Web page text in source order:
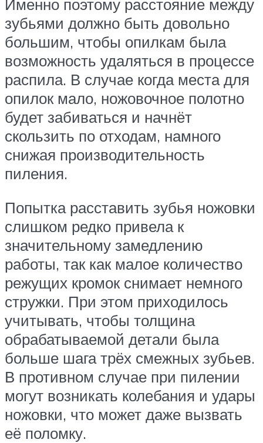
Именно поэтому расстояние между
зубьями должно быть довольно
большим, чтобы опилкам была
возможность удаляться в процессе
распила. В случае когда места для
опилок мало, ножовочное полотно
будет забиваться и начнёт
скользить по отходам, намного
снижая производительность
пиления.
Попытка расставить зубья ножовки
слишком редко привела к
значительному замедлению
работы, так как малое количество
режущих кромок снимает немного
стружки. При этом приходилось
учитывать, чтобы толщина
обрабатываемой детали была
больше шага трёх смежных зубьев.
В противном случае при пилении
могут возникать колебания и удары
ножовки, что может даже вызвать
её поломку.